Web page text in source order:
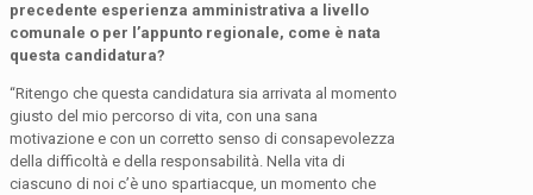
precedente esperienza amministrativa a livello
comunale o per l’appunto regionale, come è nata
questa candidatura?
“Ritengo che questa candidatura sia arrivata al momento
giusto del mio percorso di vita, con una sana
motivazione e con un corretto senso di consapevolezza
della difficoltà e della responsabilità. Nella vita di
ciascuno di noi c’è uno spartiacque, un momento che